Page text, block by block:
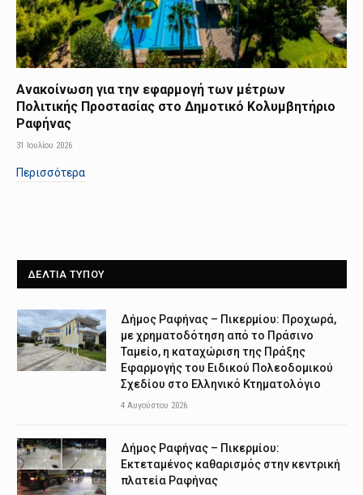
Ανακοίνωση για την εφαρμογή των μέτρων
Πολιτικής Προστασίας στο Δημοτικό Κολυμβητήριο
Ραφήνας
31 Ιουλίου 2026
Περισσότερα
ΔΕΛΤΙΑ ΤΥΠΟΥ
Δήμος Ραφήνας – Πικερμίου: Προχωρά,
με χρηματοδότηση από το Πράσινο
Ταμείο, η καταχώριση της Πράξης
Εφαρμογής του Ειδικού Πολεοδομικού
Σχεδίου στο Ελληνικό Κτηματολόγιο
4 Αυγούστου 2026
Δήμος Ραφήνας – Πικερμίου:
Εκτεταμένος καθαρισμός στην κεντρική
πλατεία Ραφήνας